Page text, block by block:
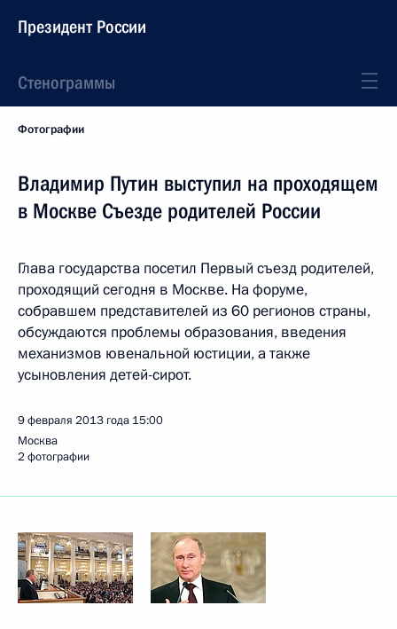
Президент России
Стенограммы
Фотографии
Владимир Путин выступил на проходящем
в Москве Съезде родителей России
Глава государства посетил Первый съезд родителей,
проходящий сегодня в Москве. На форуме,
собравшем представителей из 60 регионов страны,
обсуждаются проблемы образования, введения
механизмов ювенальной юстиции, а также
усыновления детей-сирот.
9 февраля 2013 года 15:00
Москва
2 фотографии